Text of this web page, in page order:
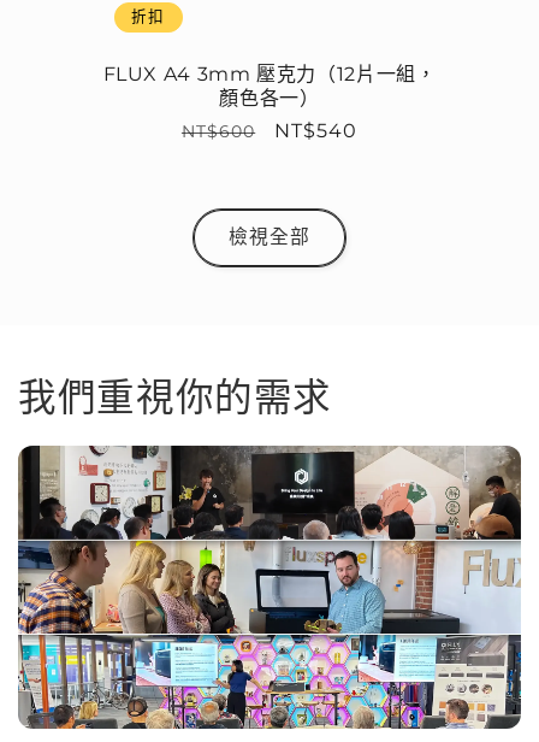
折扣
FLUX A4 3mm 壓克力（12片一組，
顏色各一）
定
NT$600
售
NT$540
檢視全部
我們重視你的需求